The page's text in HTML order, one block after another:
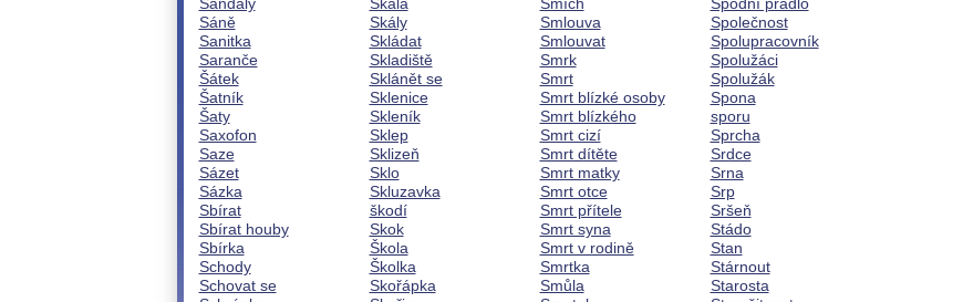
Sáně
Sanitka
Saranče
Šátek
Šatník
Šaty
Saxofon
Saze
Sázet
Sázka
Sbírat
Sbírat houby
Sbírka
Schody
Schovat se
Skály
Skládat
Skladiště
Sklánět se
Sklenice
Skleník
Sklep
Sklizeň
Sklo
Skluzavka
škodí
Skok
Škola
Školka
Skořápka
Smlouva
Smlouvat
Smrk
Smrt
Smrt blízké osoby
Smrt blízkého
Smrt cizí
Smrt dítěte
Smrt matky
Smrt otce
Smrt přítele
Smrt syna
Smrt v rodině
Smrtka
Smůla
Společnost
Spolupracovník
Spolužáci
Spolužák
Spona
sporu
Sprcha
Srdce
Srna
Srp
Sršeň
Stádo
Stan
Stárnout
Starosta